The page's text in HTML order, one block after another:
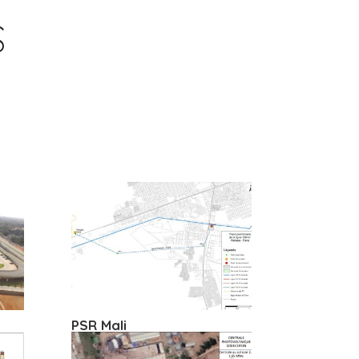
PSR Mali